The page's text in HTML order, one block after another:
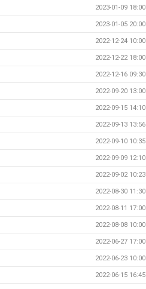
2023-01-09 18:00
2023-01-05 20:00
2022-12-24 10:00
2022-12-22 18:00
2022-12-16 09:30
2022-09-20 13:00
2022-09-15 14:10
2022-09-13 13:56
2022-09-10 10:35
2022-09-09 12:10
2022-09-02 10:23
2022-08-30 11:30
2022-08-11 17:00
2022-08-08 10:00
2022-06-27 17:00
2022-06-23 10:00
2022-06-15 16:45